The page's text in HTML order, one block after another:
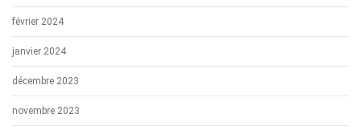
février 2024
janvier 2024
décembre 2023
novembre 2023